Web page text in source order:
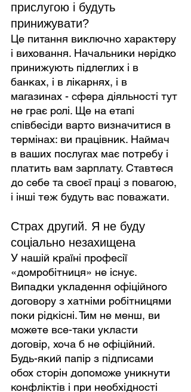
прислугою і будуть
принижувати?
Це питання виключно характеру
і виховання. Начальники нерідко
принижують підлеглих і в
банках, і в лікарнях, і в
магазинах - сфера діяльності тут
не грає ролі. Ще на етапі
співбесіди варто визначитися в
термінах: ви працівник. Наймач
в ваших послугах має потребу і
платить вам зарплату. Ставтеся
до себе та своєї праці з повагою,
і інші теж будуть вас поважати.
Страх другий. Я не буду
соціально незахищена
У нашій країні професії
«домробітниця» не існує.
Випадки укладення офіційного
договору з хатніми робітницями
поки рідкісні. Тим не менш, ви
можете все-таки укласти
договір, хоча б не офіційний.
Будь-який папір з підписами
обох сторін допоможе уникнути
конфліктів і при необхідності